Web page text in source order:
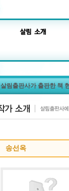
살림출판사가 출판한 책
송선옥